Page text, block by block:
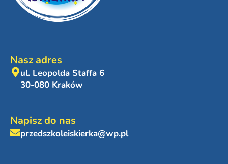
Nasz adres
ul. Leopolda Staffa 6
30-080 Kraków
Napisz do nas
przedszkoleiskierka@wp.pl